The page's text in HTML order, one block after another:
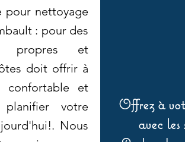
pour nettoyage
: pour des
propres et
doit offrir à
confortable et
planifier votre
Nous
Offrez à
avec les